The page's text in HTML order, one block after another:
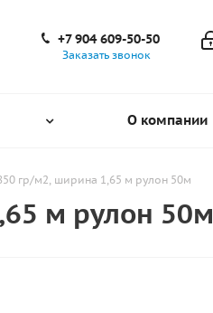
+7 904 609-50-50
Заказать звонок
О компании
гр/м2, ширина 1,65 м рулон 50м
м рулон 50м